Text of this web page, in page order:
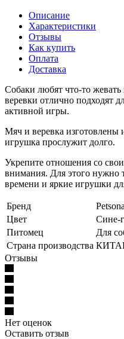
Описание
Характеристики
Отзывы
Как купить
Оплата
Доставка
Cобаки любят что-то
веревки отлично подходят
активной игры.
Мяч и веревка изготовлены
игрушка прослужит долго.
Укрепите отношения со
внимания. Для этого нужно
времени и яркие игрушки
Бренд
Petsona
Цвет
Сине-
Питомец
Для
Страна производства
Отзывы
Нет оценок
Оставить отзыв